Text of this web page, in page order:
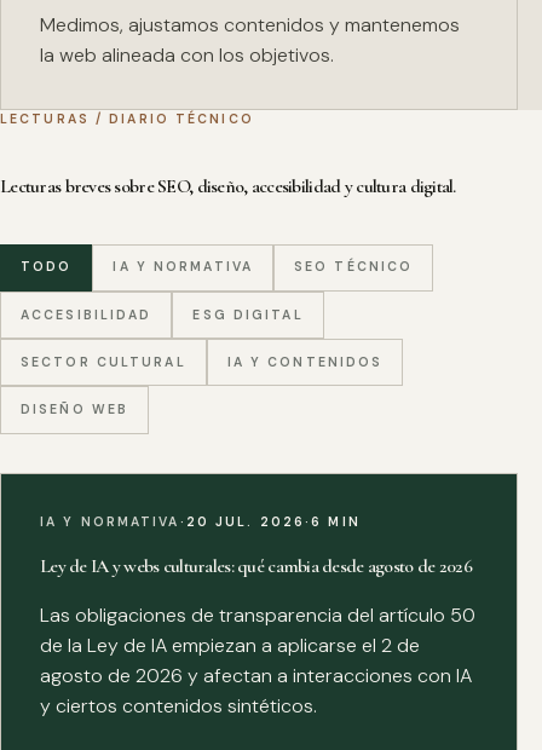
Medimos, ajustamos contenidos y mantenemos
la web alineada con los objetivos.
LECTURAS / DIARIO TÉCNICO
Lecturas breves sobre SEO, diseño, accesibilidad y cultura digital.
TODO IA Y NORMATIVA SEO TÉCNICO
ACCESIBILIDAD ESG DIGITAL
SECTOR CULTURAL IA Y CONTENIDOS
DISEÑO WEB
IA Y NORMATIVA · 20 JUL. 2026·6 MIN
Ley de IA y webs culturales: qué cambia desde agosto de 2026
Las obligaciones de transparencia del artículo 50
de la Ley de IA empiezan a aplicarse el 2 de
agosto de 2026 y afectan a interacciones con IA
y ciertos contenidos sintéticos.